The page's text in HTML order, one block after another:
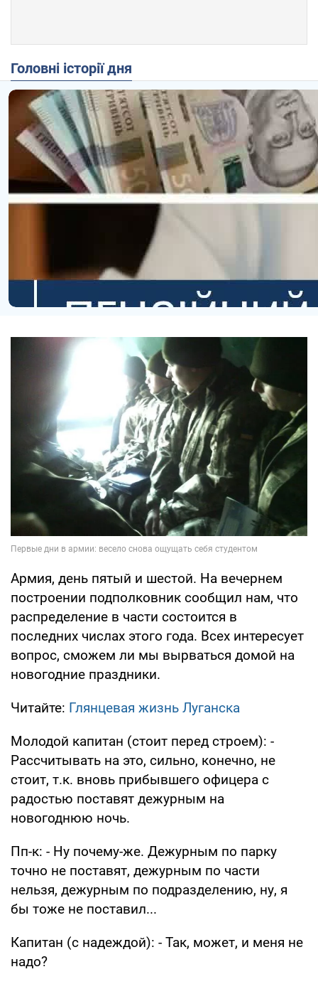
Головні історії дня
Армия, день пятый и шестой. На вечернем
построении подполковник сообщил нам, что
распределение в части состоится в
последних числах этого года. Всех интересует
вопрос, сможем ли мы вырваться домой на
новогодние праздники.
Читайте: Глянцевая жизнь Луганска
Молодой капитан (стоит перед строем): -
Рассчитывать на это, сильно, конечно, не
стоит, т.к. вновь прибывшего офицера с
радостью поставят дежурным на
новогоднюю ночь.
Пп-к: - Ну почему-же. Дежурным по парку
точно не поставят, дежурным по части
нельзя, дежурным по подразделению, ну, я
бы тоже не поставил...
Капитан (с надеждой): - Так, может, и меня не
надо?